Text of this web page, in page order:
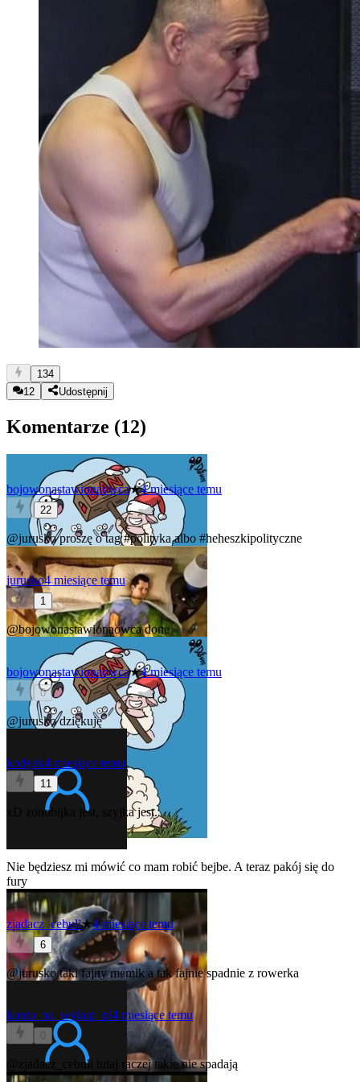
134
12
Udostępnij
Komentarze (12)
bojowonastawionaowca★4 miesiące temu
22
@juruskoproszę o tag#politykaalbo #heheszkipolityczne
jurusko4 miesiące temu
1
@bojowonastawionaowcadone
bojowonastawionaowca★4 miesiące temu
0
@juruskodziękuję
kodyak4 miesiące temu
11
xD zonobijka jest, szyjka jest.
Nie będziesz mi mówić co mam robić bejbe. A teraz pakój się do
fury
zjadacz_cebuli★4 miesiące temu
6
@juruskotaki fajny memik a tak fajnie spadnie z rowerka
konto_na_wykop_pl4 miesiące temu
0
@zjadacz_cebuli tutaj raczej takie nie spadają